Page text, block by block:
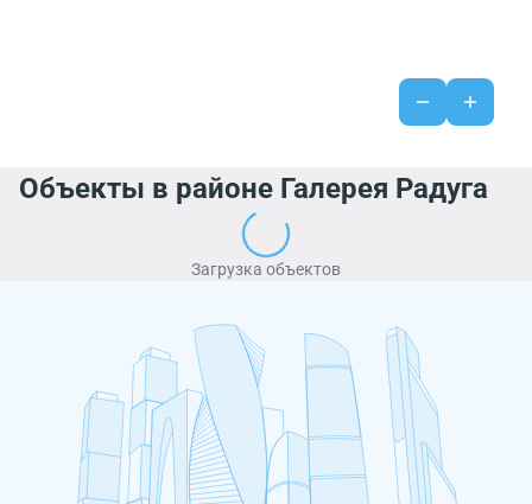
Объекты в районе Галерея Радуга
Загрузка объектов